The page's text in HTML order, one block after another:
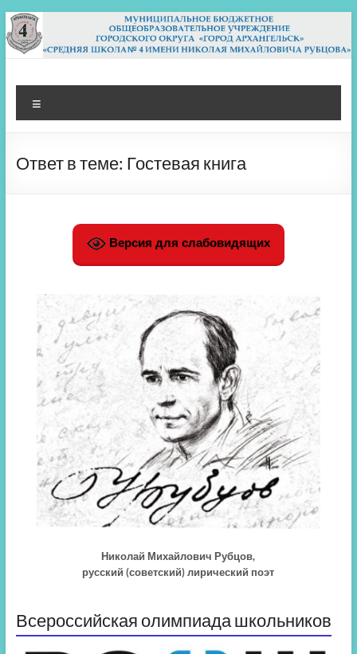
Перейти
к
содержимому
МБОУ СШ 4
Архангельск
Ответ в теме: Гостевая книга
Версия для слабовидящих
Николай Михайлович Рубцов,
русский (советский) лирический поэт
Всероссийская олимпиада школьников